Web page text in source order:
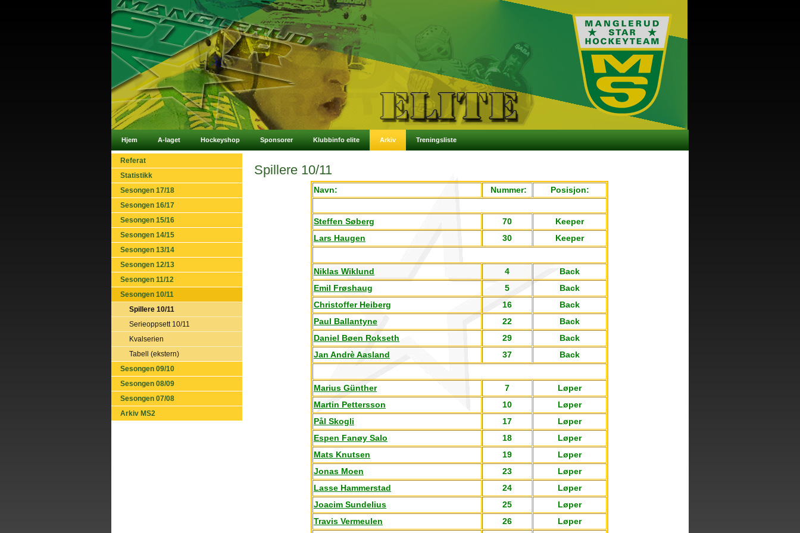
Hjem A-laget Hockeyshop Sponsorer Klubbinfo elite Arkiv Treningsliste
Referat
Statistikk
Sesongen 17/18
Sesongen 16/17
Sesongen 15/16
Sesongen 14/15
Sesongen 13/14
Sesongen 12/13
Sesongen 11/12
Sesongen 10/11
Spillere 10/11
Serieoppsett 10/11
Kvalserien
Tabell (ekstern)
Sesongen 09/10
Sesongen 08/09
Sesongen 07/08
Arkiv MS2
Spillere 10/11
Navn: Nummer: Posisjon:
Steffen Søberg 70
Keeper
Lars Haugen
30 Keeper
Niklas Wiklund 4
Back
Emil Frøshaug
5
Back
Christoffer Heiberg
16
Back
Paul Ballantyne
22
Back
Daniel Bøen Rokseth
29
Back
Jan Andrè Aasland
37 Back
Marius Günther 7
Løper
Martin Pettersson
10
Løper
Pål Skogli
17
Løper
Espen Fanøy Salo
18
Løper
Mats Knutsen
19
Løper
Jonas Moen
23
Løper
Lasse Hammerstad
24
Løper
Joacim Sundelius
25
Løper
Travis Vermeulen
26 Løper